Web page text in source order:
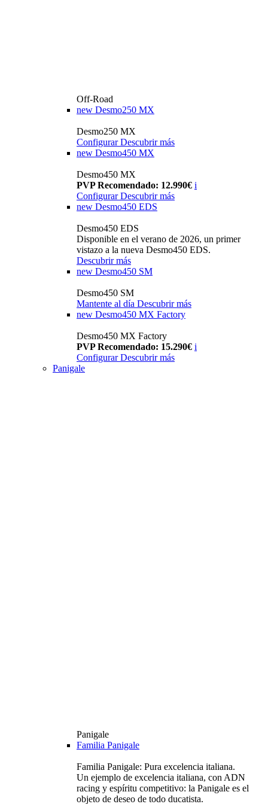
Off-Road
new Desmo250 MX
Desmo250 MX
Configurar Descubrir más
new Desmo450 MX
Desmo450 MX
PVP Recomendado: 12.990€ i
Configurar Descubrir más
new Desmo450 EDS
Desmo450 EDS
Disponible en el verano de 2026, un primer
vistazo a la nueva Desmo450 EDS.
Descubrir más
new Desmo450 SM
Desmo450 SM
Mantente al día Descubrir más
new Desmo450 MX Factory
Desmo450 MX Factory
PVP Recomendado: 15.290€ i
Configurar Descubrir más
Panigale
Panigale
Familia Panigale
Familia Panigale: Pura excelencia italiana.
Un ejemplo de excelencia italiana, con ADN
racing y espíritu competitivo: la Panigale es el
objeto de deseo de todo ducatista.